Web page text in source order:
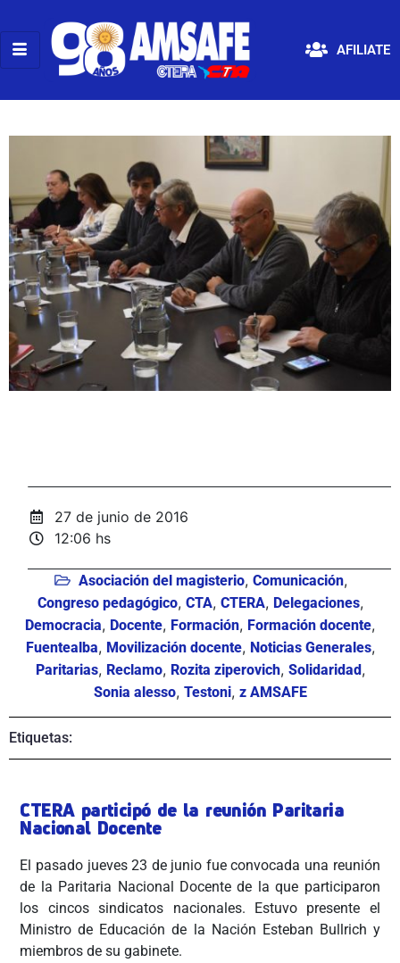
AFILIATE
27 de junio de 2016
12:06 hs
Asociación del magisterio, Comunicación,
Congreso pedagógico, CTA, CTERA, Delegaciones,
Democracia, Docente, Formación, Formación docente,
Fuentealba, Movilización docente, Noticias Generales,
Paritarias, Reclamo, Rozita ziperovich, Solidaridad,
Sonia alesso, Testoni, z AMSAFE
Etiquetas:
CTERA participó de la reunión Paritaria
Nacional Docente
El pasado jueves 23 de junio fue convocada una reunión
de la Paritaria Nacional Docente de la que participaron
los cincos sindicatos nacionales. Estuvo presente el
Ministro de Educación de la Nación Esteban Bullrich y
miembros de su gabinete.